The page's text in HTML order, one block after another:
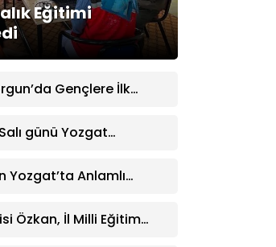
Eğitimi
Gençlere İlk
günü Yozgat
Yozgat’ta Anlamlı
Buluştu
Özkan, İl Milli Eğitim